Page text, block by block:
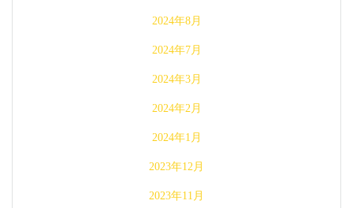
2024年8月
2024年7月
2024年3月
2024年2月
2024年1月
2023年12月
2023年11月